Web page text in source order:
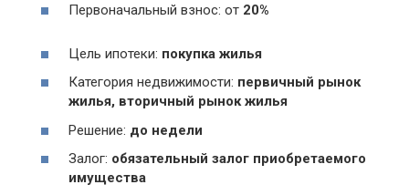
Первоначальный взнос: от 20%
Цель ипотеки: покупка жилья
Категория недвижимости: первичный рынок
жилья, вторичный рынок жилья
Решение: до недели
Залог: обязательный залог приобретаемого
имущества